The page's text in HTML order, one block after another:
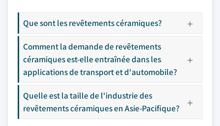
Que sont les revêtements céramiques?
Comment la demande de revêtements
céramiques est-elle entraînée dans les
applications de transport et d'automobile?
Quelle est la taille de l'industrie des
revêtements céramiques en Asie-Pacifique?